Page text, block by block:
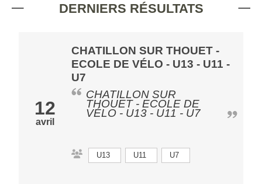
DERNIERS RÉSULTATS
12
avril
CHATILLON SUR THOUET -
ECOLE DE VÉLO - U13 - U11 -
U7
CHATILLON SUR
THOUET - ECOLE DE
VÉLO - U13 - U11 - U7
U13 U11 U7